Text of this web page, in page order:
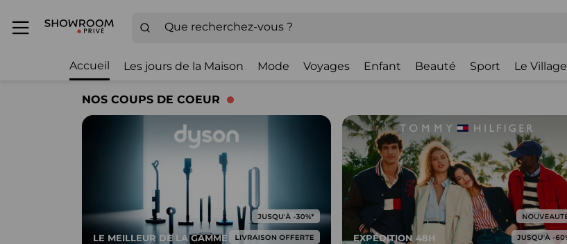
Accueil Les jours de la Maison Mode Voyages Enfant Beauté Sport Le Village
NOS COUPS DE COEUR
LE MEILLEUR DE LA GAMME EXPÉDITION 48H